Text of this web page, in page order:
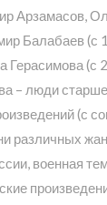
Арзамасов,
Балабаев (с
Герасимова (с
– люди
(с
различных
военная